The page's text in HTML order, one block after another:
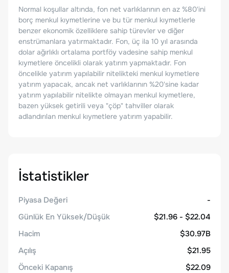
Normal koşullar altında, fon net varlıklarının en az %80'ini
borç menkul kıymetlerine ve bu tür menkul kıymetlerle
benzer ekonomik özelliklere sahip türevler ve diğer
enstrümanlara yatırmaktadır. Fon, üç ila 10 yıl arasında
dolar ağırlıklı ortalama portföy vadesine sahip menkul
kıymetlere öncelikli olarak yatırım yapmaktadır. Fon
öncelikle yatırım yapılabilir nitelikteki menkul kıymetlere
yatırım yapacak, ancak net varlıklarının %20'sine kadar
yatırım yapılabilir nitelikte olmayan menkul kıymetlere,
bazen yüksek getirili veya "çöp" tahviller olarak
adlandırılan menkul kıymetlere yatırım yapabilir.
İstatistikler
Piyasa Değeri
-
Günlük En Yüksek/Düşük
$21.96 - $22.04
Hacim
$30.97B
Açılış
$21.95
Önceki Kapanış
$22.09